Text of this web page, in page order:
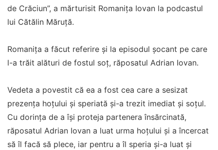
de Crăciun”, a mărturisit Romanița Iovan la podcastul
lui Cătălin Măruță.
Romanița a făcut referire și la episodul șocant pe care
l-a trăit alături de fostul soț, răposatul Adrian Iovan.
Vedeta a povestit că ea a fost cea care a sesizat
prezența hoțului și speriată și-a trezit imediat și soțul.
Cu dorința de a își proteja partenera însărcinată,
răposatul Adrian Iovan a luat urma hoțului și a încercat
să îl facă să plece, iar pentru a îl speria și-a luat și